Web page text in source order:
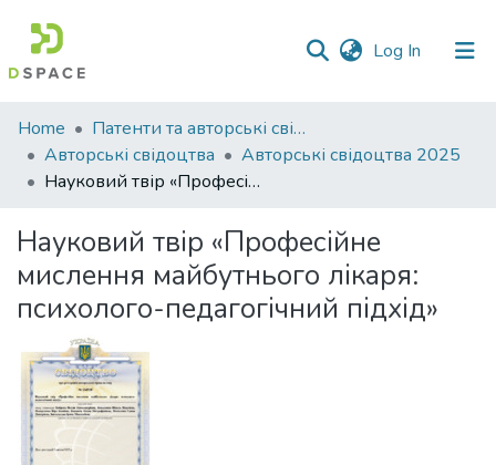
Log In (current)
Communities
&
Collections
Statistics
Home
Патенти та авторські свідоцтва
Авторські свідоцтва
Авторські свідоцтва 2025
Науковий твір «Професійне мислення майбутнього лікаря: психолого-педагогічний підхід»
Науковий твір «Професійне
мислення майбутнього лікаря:
психолого-педагогічний підхід»